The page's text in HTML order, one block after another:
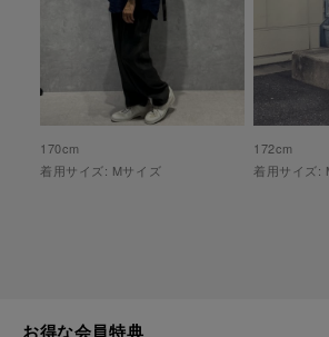
170cm
着用サイズ: Mサイズ
172cm
着用サイズ:
お得な会員特典